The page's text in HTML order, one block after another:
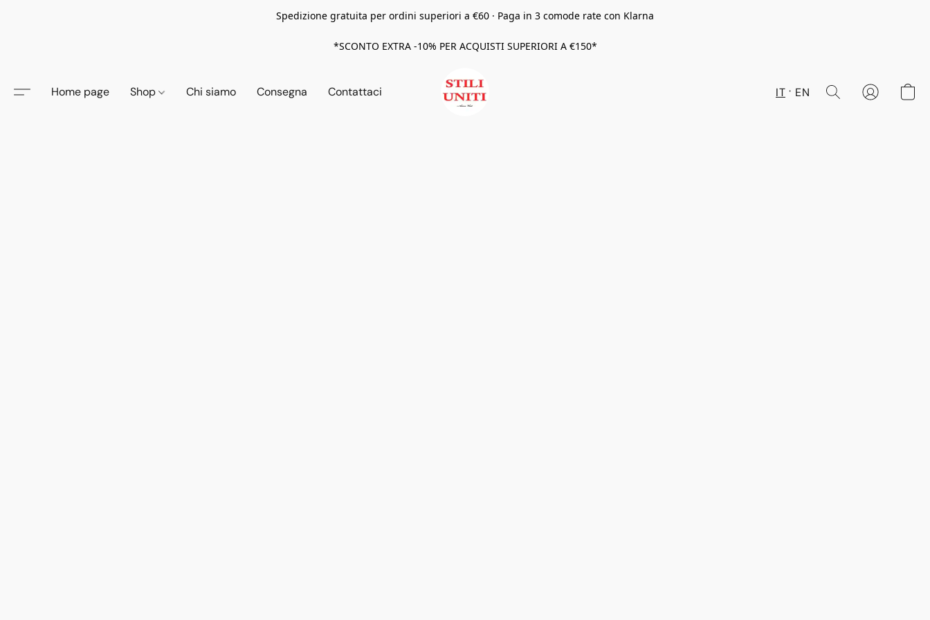
Spedizione gratuita per ordini superiori a €60 · Paga in 3 comode rate con Klarna
*SCONTO EXTRA -10% PER ACQUISTI SUPERIORI A €150*
Home page Shop Chi siamo Consegna Contattaci IT EN